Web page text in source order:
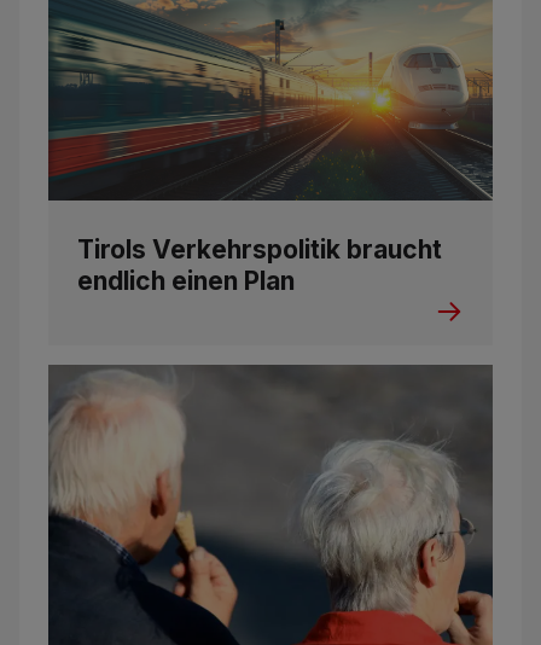
Tirols Verkehrspolitik braucht
endlich einen Plan